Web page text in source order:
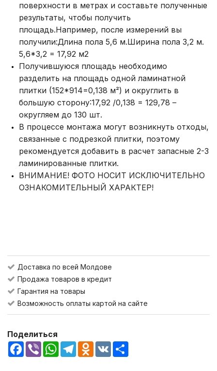
поверхности в метрах и составьте полученные
результаты, чтобы получить
площадь.Например, после измерений вы
получили:Длина пола 5,6 м.Ширина пола 3,2 м.
5,6*3,2 = 17,92 м2
Получившуюся площадь необходимо
разделить на площадь одной ламинатной
плитки (152*914=0,138 м²) и округлить в
большую сторону:17,92 /0,138 = 129,78 –
округляем до 130 шт.
В процессе монтажа могут возникнуть отходы,
связанные с подрезкой плитки, поэтому
рекомендуется добавить в расчет запасные 2-3
ламинированные плитки.
ВНИМАНИЕ! ФОТО НОСИТ ИСКЛЮЧИТЕЛЬНО
ОЗНАКОМИТЕЛЬНЫЙ ХАРАКТЕР!
Доставка по всей Молдове
Продажа товаров в кредит
Гарантия на товары
Возможность оплаты картой на сайте
Поделиться
Facebook
Viber WhatsApp
TelegramOdnoklassniki
VK